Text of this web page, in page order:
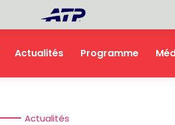
Actualités Programme
Actualités